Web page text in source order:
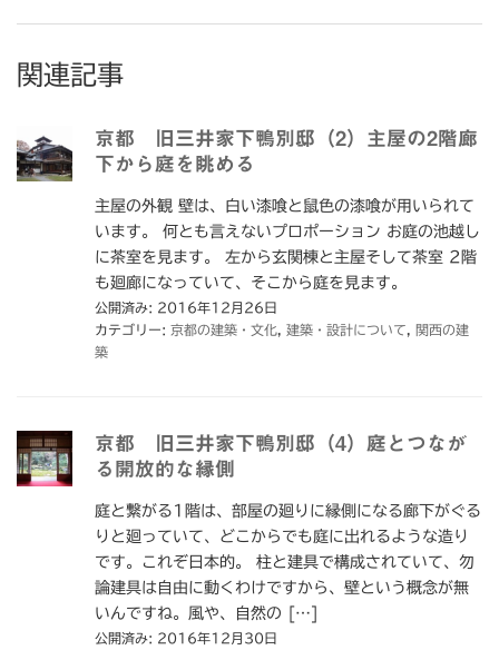
関連記事
京都 旧三井家下鴨別邸（2）主屋の2階廊
下から庭を眺める
主屋の外観 壁は、白い漆喰と鼠色の漆喰が用いられて
います。 何とも言えないプロポーション お庭の池越し
に茶室を見ます。 左から玄関棟と主屋そして茶室 2階
も廻廊になっていて、そこから庭を見ます。
公開済み: 2016年12月26日
カテゴリー: 京都の建築・文化 建築・設計について
関西の建
築
京都 旧三井家下鴨別邸（4）庭とつなが
る開放的な縁側
庭と繋がる1階は、部屋の廻りに縁側になる廊下がぐる
りと廻っていて、どこからでも庭に出れるような造り
です。これぞ日本的。 柱と建具で構成されていて、勿
論建具は自由に動くわけですから、壁という概念が無
いんですね。風や、自然の […]
公開済み: 2016年12月30日